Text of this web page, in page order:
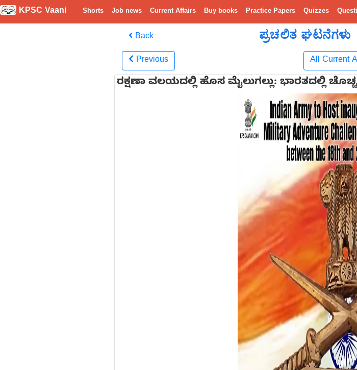
KPSC Vaani Shorts Job news Current Affairs Buy books Practice Papers Quizzes
Back ಪ್ರಚಲಿತ ಘಟನೆಗಳು
Previous All Current
ರಕ್ಷಣಾ ವಲಯದಲ್ಲಿ ಹೊಸ ಮೈಲುಗಲ್ಲು: ಭಾರತದಲ್ಲಿ